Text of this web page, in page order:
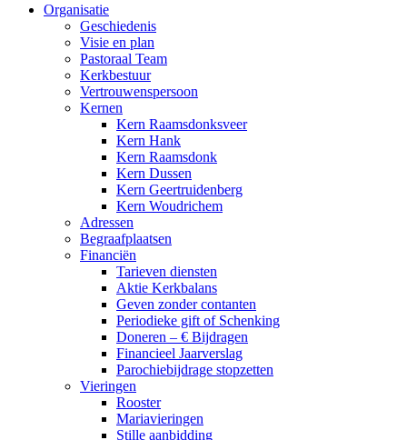
Organisatie
Geschiedenis
Visie en plan
Pastoraal Team
Kerkbestuur
Vertrouwenspersoon
Kernen
Kern Raamsdonksveer
Kern Hank
Kern Raamsdonk
Kern Dussen
Kern Geertruidenberg
Kern Woudrichem
Adressen
Begraafplaatsen
Financiën
Tarieven diensten
Aktie Kerkbalans
Geven zonder contanten
Periodieke gift of Schenking
Doneren – € Bijdragen
Financieel Jaarverslag
Parochiebijdrage stopzetten
Vieringen
Rooster
Mariavieringen
Stille aanbidding